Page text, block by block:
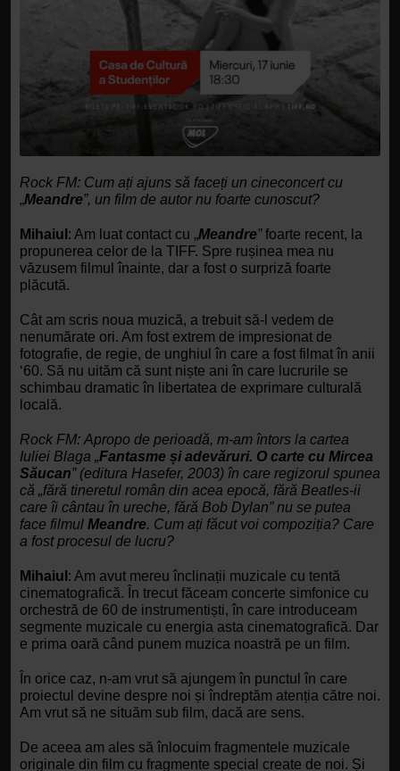
Rock FM:
„Meandre”, un film de autor nu foarte cunoscut?
Mihaiul : Am luat contact cu „Meandre” foarte recent, la
propunerea celor de la TIFF. Spre rușinea mea nu
văzusem filmul înainte, dar a fost o surpriză foarte
plăcută.
Cât am scris noua muzică, a trebuit să-l vedem de
nenumărate ori. Am fost extrem de impresionat de
fotografie, de regie, de unghiul în care a fost filmat în anii
‘60. Să nu uităm că sunt niște ani în care lucrurile se
schimbau dramatic în libertatea de exprimare culturală
locală.
Rock FM: Apropo de perioadă, m-am întors la cartea
Iuliei Blaga „Fantasme și adevăruri. O carte cu Mircea
Săucan” (editura Hasefer, 2003) în care regizorul spunea
că „fără tineretul român din acea epocă, fără Beatles-ii
care îi cântau în ureche, fără Bob Dylan” nu se putea
face filmul Meandre. Cum ați făcut voi compoziția? Care
a fost procesul de lucru?
Mihaiul : Am avut mereu înclinații muzicale cu tentă
cinematografică. În trecut făceam concerte simfonice cu
orchestră de 60 de instrumentiști, în care introduceam
segmente muzicale cu energia asta cinematografică. Dar
e prima oară când punem muzica noastră pe un film.
În orice caz, n-am vrut să ajungem în punctul în care
proiectul devine despre noi și îndreptăm atenția către noi.
Am vrut să ne situăm sub film, dacă are sens.
De aceea am ales să înlocuim fragmentele muzicale
originale din film cu fragmente special create de noi. Și